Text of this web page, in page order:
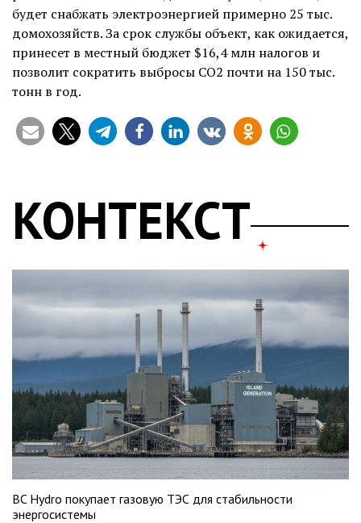
будет снабжать электроэнергией примерно 25 тыс.
домохозяйств. За срок службы объект, как ожидается,
принесет в местный бюджет $16,4 млн налогов и
позволит сократить выбросы CO2 почти на 150 тыс.
тонн в год.
КОНТЕКСТ
BC Hydro покупает газовую ТЭС для стабильности
энергосистемы